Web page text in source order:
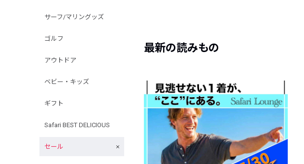
サーフ/マリングッズ
ゴルフ
アウトドア
ベビー・キッズ
ギフト
Safari BEST DELICIOUS
セール
最新の読みもの